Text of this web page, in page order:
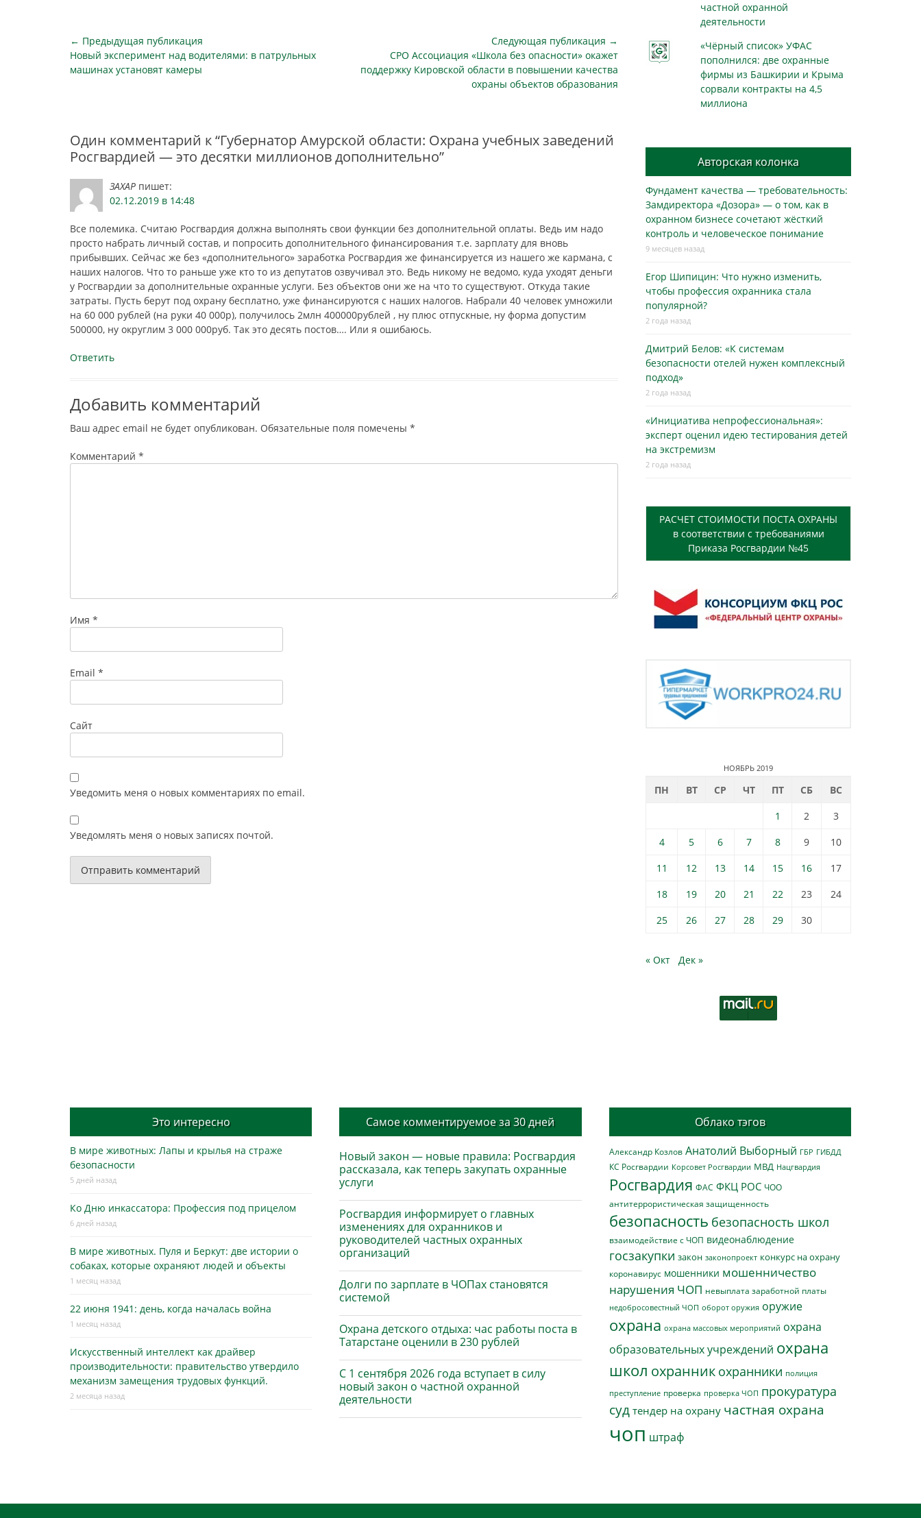
Навигация
по
← Предыдущая публикация
Предыдущая
публикация
Новый эксперимент над водителями: в патрульных
машинах установят камеры
Следующая публикация →
Следующая
публикация
СРО Ассоциация «Школа без опасности» окажет
поддержку Кировской области в повышении качества
охраны объектов образования
Один комментарий к “Губернатор Амурской области: Охрана учебных заведений
Росгвардией — это десятки миллионов дополнительно”
ЗАХАР пишет:
02.12.2019 в 14:48
Все полемика. Считаю Росгвардия должна выполнять свои функции без дополнительной оплаты. Ведь им надо
просто набрать личный состав, и попросить дополнительного финансирования т.е. зарплату для вновь
прибывших. Сейчас же без «дополнительного» заработка Росгвардия же финансируется из нашего же кармана, с
наших налогов. Что то раньше уже кто то из депутатов озвучивал это. Ведь никому не ведомо, куда уходят деньги
у Росгвардии за дополнительные охранные услуги. Без объектов они же на что то существуют. Откуда такие
затраты. Пусть берут под охрану бесплатно, уже финансируются с наших налогов. Набрали 40 человек умножили
на 60 000 рублей (на руки 40 000р), получилось 2млн 400000рублей , ну плюс отпускные, ну форма допустим
500000, ну округлим 3 000 000руб. Так это десять постов…. Или я ошибаюсь.
Ответить
Добавить комментарий
Ваш адрес email не будет опубликован. Обязательные поля помечены *
Комментарий *
Имя *
Email *
Сайт
Уведомить меня о новых комментариях по email.
Уведомлять меня о новых записях почтой.
частной охранной
деятельности
«Чёрный список» УФАС
пополнился: две охранные
фирмы из Башкирии и Крыма
сорвали контракты на 4,5
миллиона
Авторская колонка
Фундамент качества — требовательность:
Замдиректора «Дозора» — о том, как в
охранном бизнесe сочетают жёсткий
контроль и человеческое понимание
9 месяцев назад
Егор Шипицин: Что нужно изменить,
чтобы профессия охранника стала
популярной?
2 года назад
Дмитрий Белов: «К системам
безопасности отелей нужен комплексный
подход»
2 года назад
«Инициатива непрофессиональная»:
эксперт оценил идею тестирования детей
на экстремизм
2 года назад
РАСЧЕТ СТОИМОСТИ ПОСТА ОХРАНЫ
в соответствии с требованиями
Приказа Росгвардии №45
НОЯБРЬ 2019
ПН ВТ СР ЧТ ПТ СБ
ВС
1
2
3
4
5 6 7 8 9
10
11
12 13 14 15 16
17
18
19 20 21 22 23
24
25
26 27 28 29 30
« Окт Дек »
Это интересно
В мире животных: Лапы и крылья на страже
безопасности
5 дней назад
Ко Дню инкассатора: Профессия под прицелом
6 дней назад
В мире животных. Пуля и Беркут: две истории о
собаках, которые охраняют людей и объекты
1 месяц назад
22 июня 1941: день, когда началась война
1 месяц назад
Искусственный интеллект как драйвер
производительности: правительство утвердило
механизм замещения трудовых функций.
2 месяца назад
Самое комментируемое за 30 дней
Новый закон — новые правила: Росгвардия
рассказала, как теперь закупать охранные
услуги
Росгвардия информирует о главных
изменениях для охранников и
руководителей частных охранных
организаций
Долги по зарплате в ЧОПах становятся
системой
Охрана детского отдыха: час работы поста в
Татарстане оценили в 230 рублей
С 1 сентября 2026 года вступает в силу
новый закон о частной охранной
деятельности
Облако тэгов
Александр Козлов Анатолий Выборный ГБР ГИБДД
КС Росгвардии Корсовет Росгвардии МВД Нацгвардия
Росгвардия ФАС ФКЦ РОС ЧОО
антитеррористическая защищенность
безопасность безопасность школ
взаимодействие с ЧОП видеонаблюдение
госзакупки закон законопроект конкурс на охрану
коронавирус мошенники мошенничество
нарушения ЧОП невыплата заработной платы
недобросовестный ЧОП оборот оружия оружие
охрана охрана массовых мероприятий охрана
образовательных учреждений охрана
школ охранник охранники полиция
преступление проверка проверка ЧОП прокуратура
суд тендер на охрану частная охрана
чоп штраф